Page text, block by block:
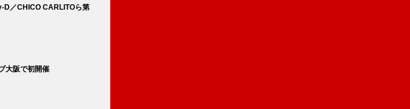
／CHICO CARLITOら第
大阪で初開催